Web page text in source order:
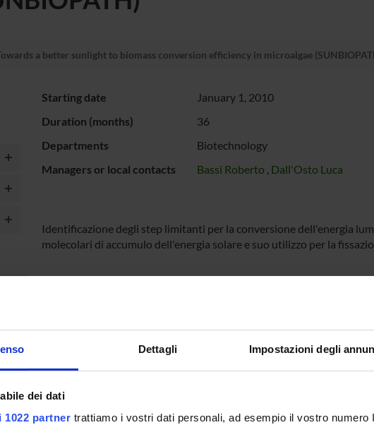
Dettagli Impostazioni degli
dei dati
1022 partner trattiamo i vostri dati personali, ad esempio il vostro numero
a better sunlight to biomass conversion efficiency in microalgae
Starting date
January 1, 2010
Duration (months)
36
Departments
Biotechnology
Managers or local contacts
Bassi Roberto , Dall'Osto Luca
Identificazione degli step limitanti per la conversione dell'energia
molecolari di accumulo dell'energia solare e suo utilizzo per la
Syllabus:EUROPA - Progetti
PROJECT PARTICIPANTS